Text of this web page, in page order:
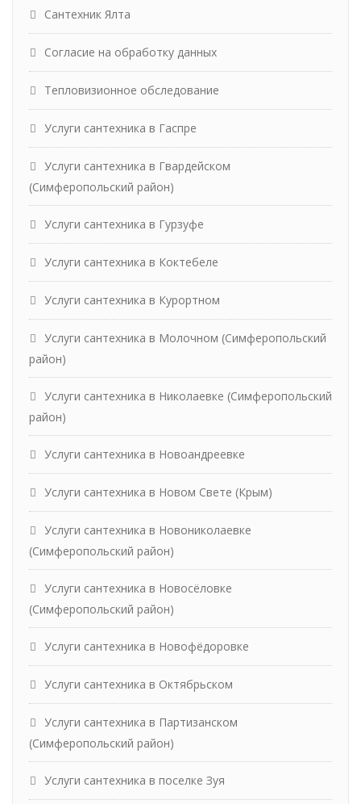
Сантехник Ялта
Согласие на обработку данных
Тепловизионное обследование
Услуги сантехника в Гаспре
Услуги сантехника в Гвардейском
(Симферопольский район)
Услуги сантехника в Гурзуфе
Услуги сантехника в Коктебеле
Услуги сантехника в Курортном
Услуги сантехника в Молочном (Симферопольский
район)
Услуги сантехника в Николаевке (Симферопольский
район)
Услуги сантехника в Новоандреевке
Услуги сантехника в Новом Свете (Крым)
Услуги сантехника в Новониколаевке
(Симферопольский район)
Услуги сантехника в Новосёловке
(Симферопольский район)
Услуги сантехника в Новофёдоровке
Услуги сантехника в Октябрьском
Услуги сантехника в Партизанском
(Симферопольский район)
Услуги сантехника в поселке Зуя